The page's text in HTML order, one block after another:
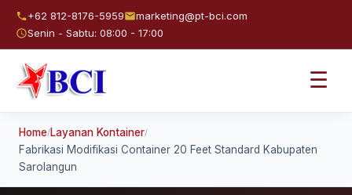
+62 812-8176-5959
marketing@pt-bci.com
Senin - Sabtu: 08:00 - 17:00
☰
Home/Layanan Kontainer/
Fabrikasi Modifikasi Container 20 Feet Standard Kabupaten
Sarolangun